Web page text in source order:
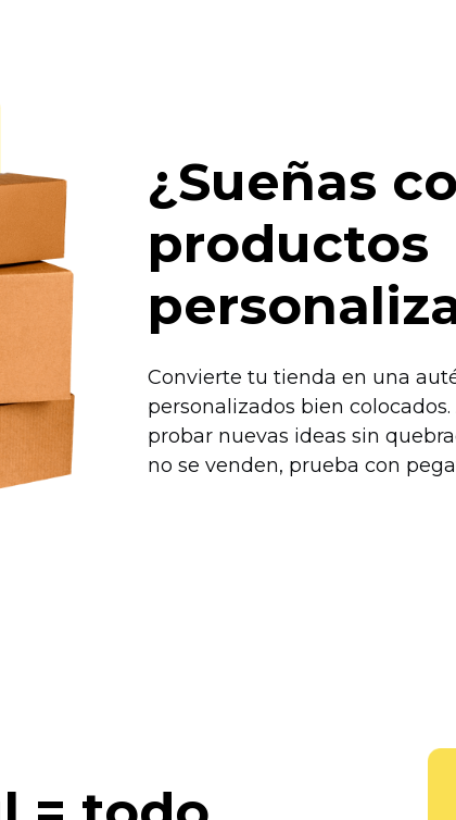
¿Sueñas
productos
Convierte tu tienda en una
personalizados bien
probar nuevas ideas sin
no se venden, prueba con